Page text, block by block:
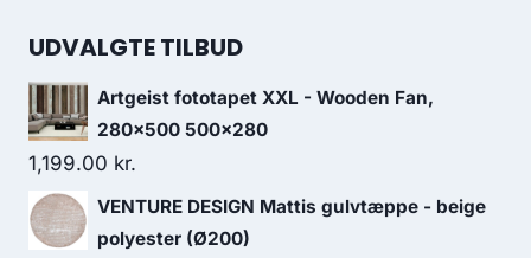
UDVALGTE TILBUD
Artgeist fototapet XXL - Wooden Fan,
280x500 500x280
1,199.00 kr.
VENTURE DESIGN Mattis gulvtæppe - beige
polyester (Ø200)